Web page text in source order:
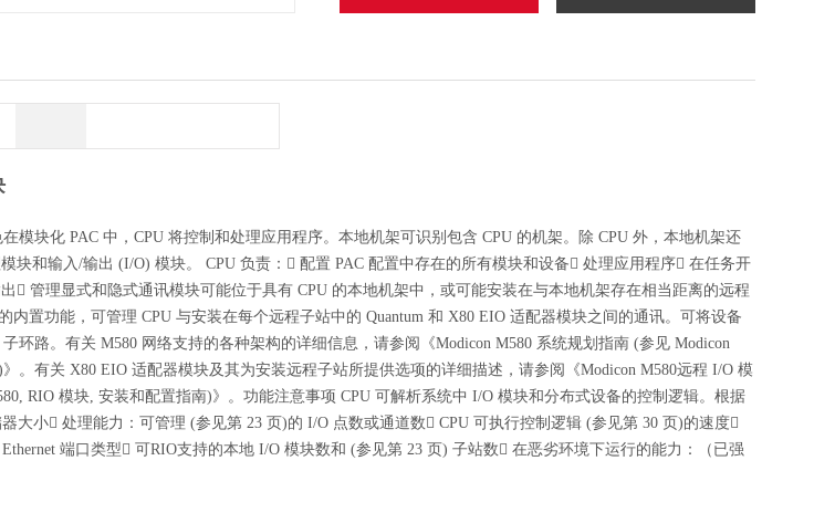
模块化 PAC 中，CPU 将控制和处理应用程序。本地机架可识别包含 CPU 的机架。除 CPU 外，本地机架还
块和输入/输出 (I/O) 模块。 CPU 负责： 配置 PAC 配置中存在的所有模块和设备 处理应用程序 在任务开
 管理显式和隐式通讯模块可能位于具有 CPU 的本地机架中，或可能安装在与本地机架存在相当距离的远程
内置功能，可管理 CPU 与安装在每个远程子站中的 Quantum 和 X80 EIO 适配器模块之间的通讯。可将设备
环路。有关 M580 网络支持的各种架构的详细信息，请参阅《Modicon M580 系统规划指南 (参见 Modicon
。有关 X80 EIO 适配器模块及其为安装远程子站所提供选项的详细描述，请参阅《Modicon M580远程 I/O 模
RIO 模块, 安装和配置指南)》。功能注意事项 CPU 可解析系统中 I/O 模块和分布式设备的控制逻辑。根据
大小 处理能力：可管理 (参见第 23 页)的 I/O 点数或通道数 CPU 可执行控制逻辑 (参见第 30 页)的速度
端口类型 可RIO支持的本地 I/O 模块数和 (参见第 23 页) 子站数 在恶劣环境下运行的能力：（已强